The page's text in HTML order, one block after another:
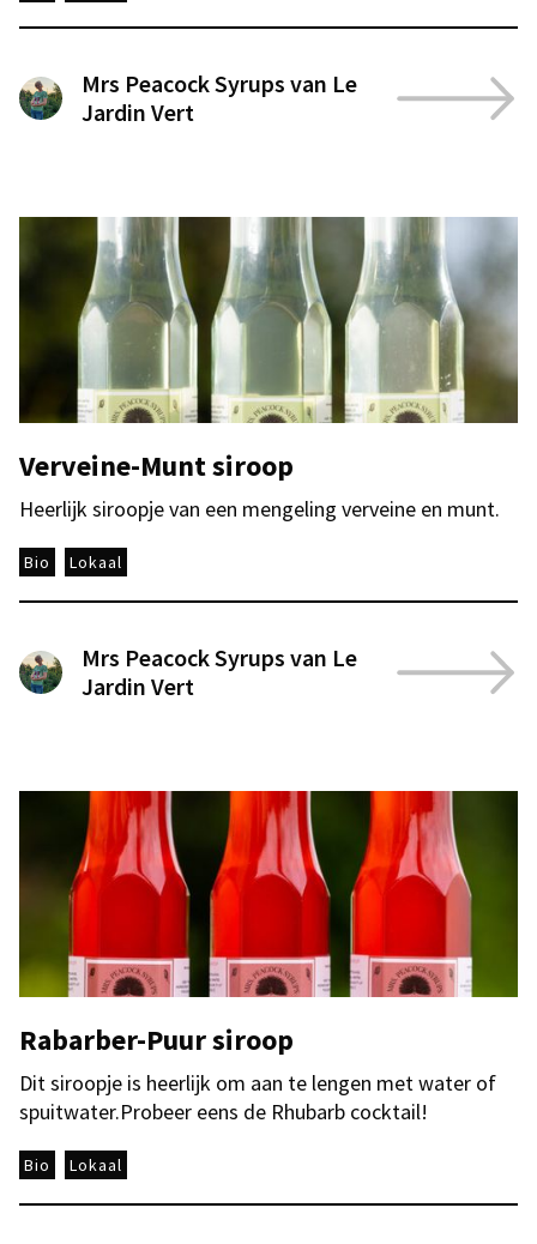
Mrs Peacock Syrups van Le
Jardin Vert
Verveine-Munt siroop
Heerlijk siroopje van een mengeling verveine en munt.
Bio Lokaal
Mrs Peacock Syrups van Le
Jardin Vert
Rabarber-Puur siroop
Dit siroopje is heerlijk om aan te lengen met water of
spuitwater.Probeer eens de Rhubarb cocktail!
Bio Lokaal